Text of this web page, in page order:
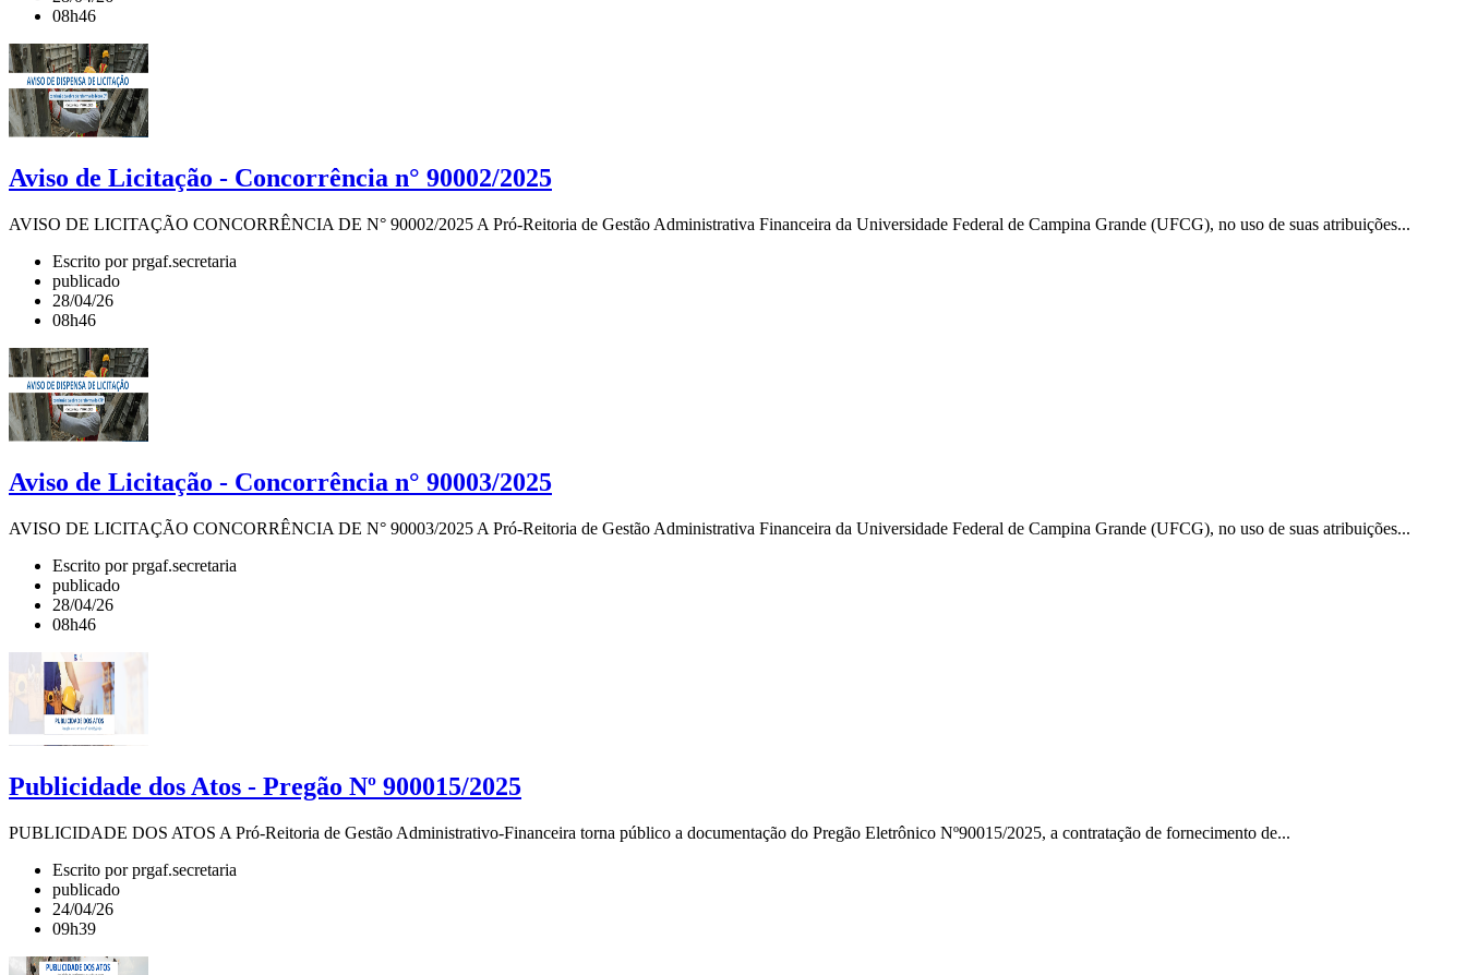
08h46
Aviso de Licitação - Concorrência n° 90002/2025
AVISO DE LICITAÇÃO CONCORRÊNCIA DE N° 90002/2025 A Pró-Reitoria de Gestão Administrativa Financeira da Universidade Federal de Campina Grande (UFCG), no uso de suas atribuições...
Escrito por prgaf.secretaria
publicado
28/04/26
08h46
Aviso de Licitação - Concorrência n° 90003/2025
AVISO DE LICITAÇÃO CONCORRÊNCIA DE N° 90003/2025 A Pró-Reitoria de Gestão Administrativa Financeira da Universidade Federal de Campina Grande (UFCG), no uso de suas atribuições...
Escrito por prgaf.secretaria
publicado
28/04/26
08h46
Publicidade dos Atos - Pregão Nº 900015/2025
PUBLICIDADE DOS ATOS A Pró-Reitoria de Gestão Administrativo-Financeira torna público a documentação do Pregão Eletrônico Nº90015/2025, a contratação de fornecimento de...
Escrito por prgaf.secretaria
publicado
24/04/26
09h39